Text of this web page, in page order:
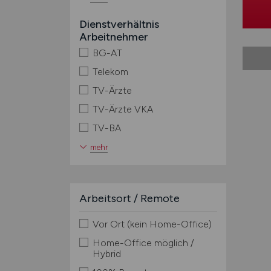
Dienstverhältnis
Arbeitnehmer
BG-AT
Telekom
TV-Ärzte
TV-Ärzte VKA
TV-BA
mehr
Arbeitsort / Remote
Vor Ort (kein Home-Office)
Home-Office möglich /
Hybrid